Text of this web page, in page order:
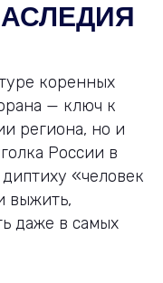
коренных
— ключ к
региона, но и
России в
«человек
выжить,
даже в самых